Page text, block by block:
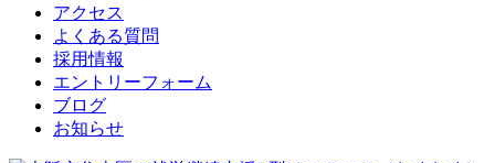
アクセス
よくある質問
採用情報
エントリーフォーム
ブログ
お知らせ